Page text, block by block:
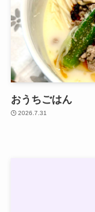
おうちごはん
2026.7.31